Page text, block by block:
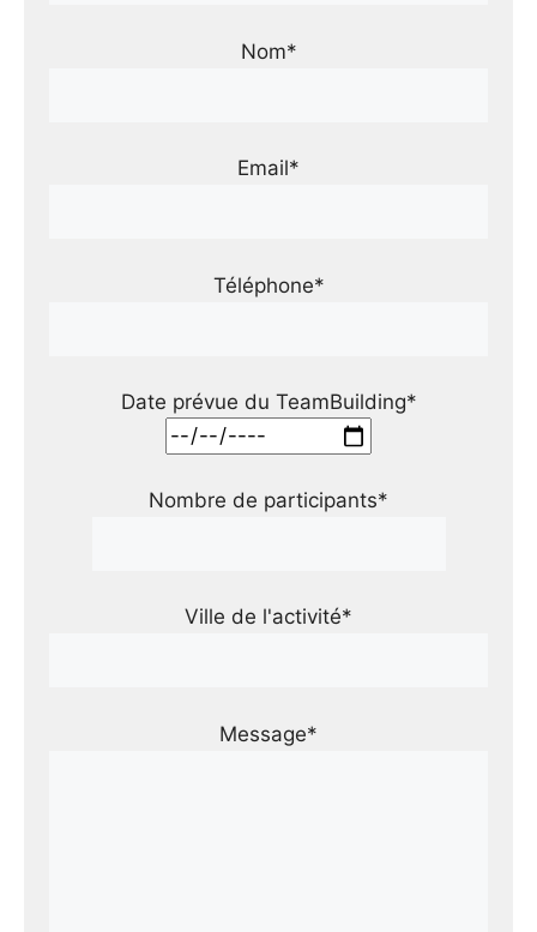
Nom*
Email*
Téléphone*
Date prévue du TeamBuilding*
Nombre de participants*
Ville de l'activité*
Message*